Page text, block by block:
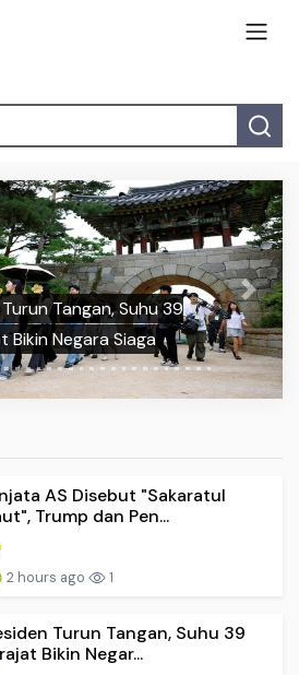
Tangan, Suhu 39
Bikin Negara Siaga
Next
AS Disebut "Sakaratul
Trump dan Pen...
2 hours ago 1
Turun Tangan, Suhu 39
Bikin Negar...